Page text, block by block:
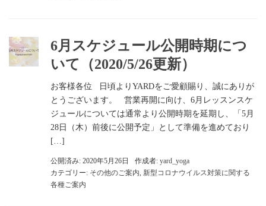
6月スケジュール公開時期につ
いて（2020/5/26更新）
お客様各位 日頃よりYARDをご愛顧賜り、誠にありが
とうございます。 営業再開に向け、6月レッスンスケ
ジュールについては通常より公開時期を延期し、「5月
28日（木）前後に公開予定」として準備を進めており
[…]
公開済み: 2020年5月26日 作成者: yard_yoga
カテゴリー: その他のご案内, 新型コロナウイルス対策に関する
各種ご案内